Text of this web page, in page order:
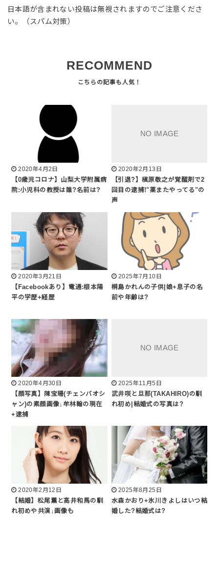
日本語が含まれない投稿は無視されますのでご注意くださ
い。（スパム対策）
RECOMMEND
2020年4月2日
【0歳児コロナ】山梨大学附属病
院:小児科の教授は誰?名前は?
2020年2月13日
【引退?】槇原敬之が覚醒剤で2
回目の逮捕!"薬またやってる"の
声
2020年3月21日
【Facebookあり】電通:根本陽
平の学歴+経歴
2025年7月10日
桐島かれんの子供|娘+息子の名
前や年齢は?
2020年4月30日
【顔写真】陳宝珊(チェンバオシ
ャン)の素顔画像↓牟林翰の現在
+逮捕
2025年11月5日
武井咲と旦那(TAKAHIRO)の馴
れ初め|結婚式の写真は?
2020年2月12日
【結婚】松尾薫と高井和馬の馴
れ初めや共演↓画像も
2025年8月25日
水森かおり+氷川きよしはいつ結
婚した?結婚式は?